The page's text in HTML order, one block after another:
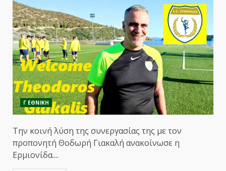
Γ ΕΘΝΙΚΗ
Την κοινή λύση της συνεργασίας της με τον
προπονητή Θοδωρή Γιακαλή ανακοίνωσε η
Ερμιονίδα....